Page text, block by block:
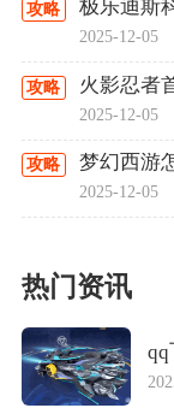
攻略 极乐迪斯
2025-12-05
攻略 火影忍者
2025-12-05
攻略 梦幻西游
2025-12-05
热门资讯